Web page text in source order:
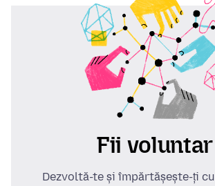
Fii voluntar
Dezvoltă-te și împărtășește-ți